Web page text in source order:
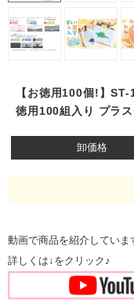
【お徳用100個!】
徳用100組入り プラ
卸価格
動画で商品を紹介していま
詳しくは↓をクリック♪